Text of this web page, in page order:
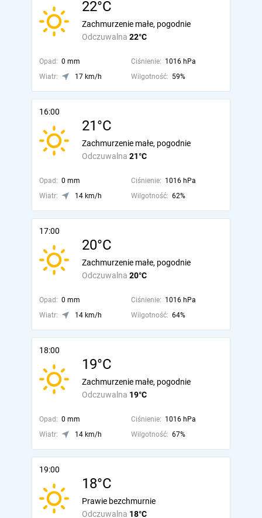
22°C
Odczuwalna 22°C
Zachmurzenie małe, pogodnie
Opad: 0 mm Ciśnienie: 1016 hPa
Wiatr:
17 km/h Wilgotność: 59%
16:00
21°C
Odczuwalna 21°C
Zachmurzenie małe, pogodnie
Opad: 0 mm Ciśnienie: 1016 hPa
Wiatr:
14 km/h Wilgotność: 62%
17:00
20°C
Odczuwalna 20°C
Zachmurzenie małe, pogodnie
Opad: 0 mm Ciśnienie: 1016 hPa
Wiatr:
14 km/h Wilgotność: 64%
18:00
19°C
Odczuwalna 19°C
Zachmurzenie małe, pogodnie
Opad: 0 mm Ciśnienie: 1016 hPa
Wiatr:
14 km/h Wilgotność: 67%
19:00
18°C
Odczuwalna 18°C
Prawie bezchmurnie